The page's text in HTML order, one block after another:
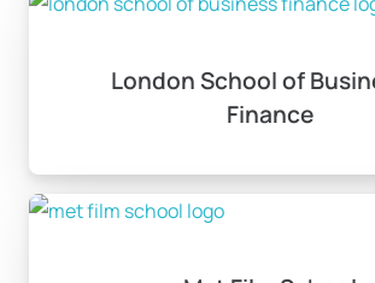
London School of
Finance